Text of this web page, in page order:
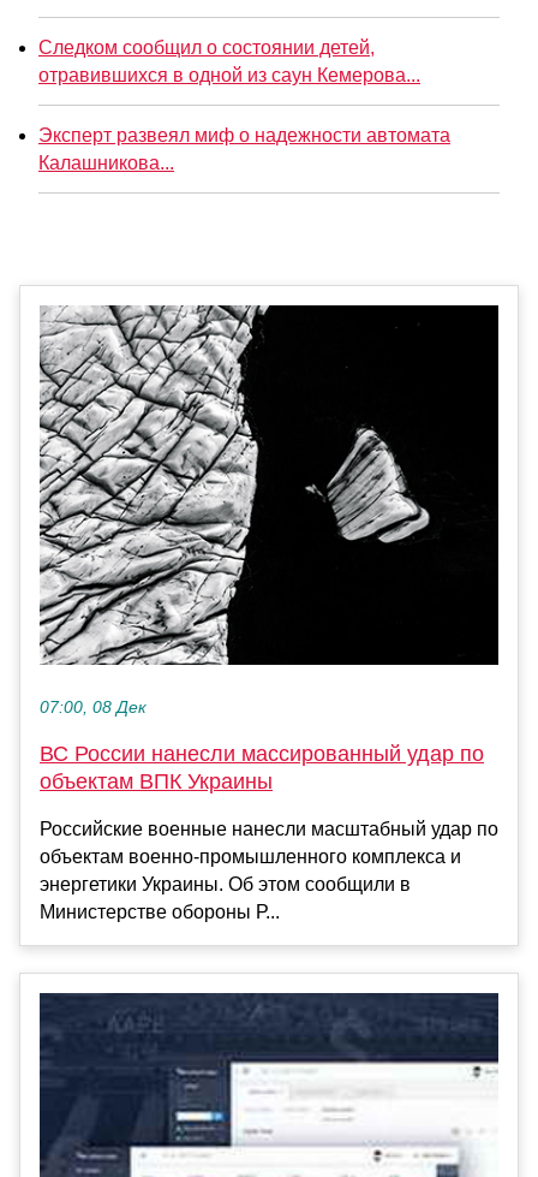
Следком сообщил о состоянии детей,
отравившихся в одной из саун Кемерова...
Эксперт развеял миф о надежности автомата
Калашникова...
07:00, 08 Дек
ВС России нанесли массированный удар по
объектам ВПК Украины
Российские военные нанесли масштабный удар по
объектам военно-промышленного комплекса и
энергетики Украины. Об этом сообщили в
Министерстве обороны Р...